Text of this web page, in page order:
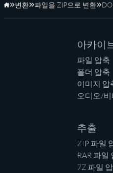
홈페이지
변환 파일을 ZIP으로 변환
아카이
파일 압축
폴더 압축
이미지 압
오디오/
추출
ZIP 파일
RAR 파일
7Z 파일